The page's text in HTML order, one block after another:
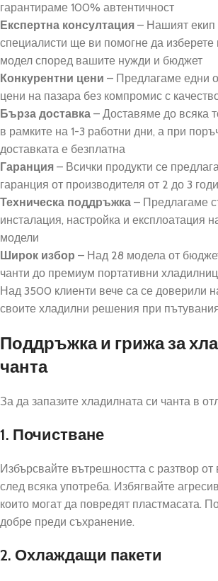
гарантираме 100% автентичност
Експертна консултация – Нашият екип
специалисти ще ви помогне да
модел според вашите нужди и бюджет
Конкурентни цени – Предлагаме едни
цени на пазара без компромис с
Бърза доставка – Доставяме до всяка
в рамките на 1-3 работни дни, а при
доставката е безплатна
Гаранция – Всички продукти се
гаранция от производителя от 2 до 3
Техническа поддръжка – Предлагаме
инсталация, настройка и експлоатация
модели
Широк избор – Над 28 модела от
чанти до премиум портативни
Над 3500 клиенти вече са се доверили
своите хладилни решения при
Поддръжка и грижа за
чанта
За да запазите хладилната си чанта в
1. Почистване
Избърсвайте вътрешността с разтвор
след всяка употреба. Избягвайте
които могат да повредят пластмасата.
добре преди съхранение.
2. Охлаждащи пакети